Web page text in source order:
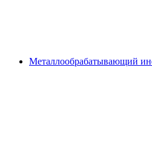
Металлообрабатывающий